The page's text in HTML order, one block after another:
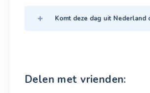
Komt deze dag uit Nederland
Delen met vrienden: